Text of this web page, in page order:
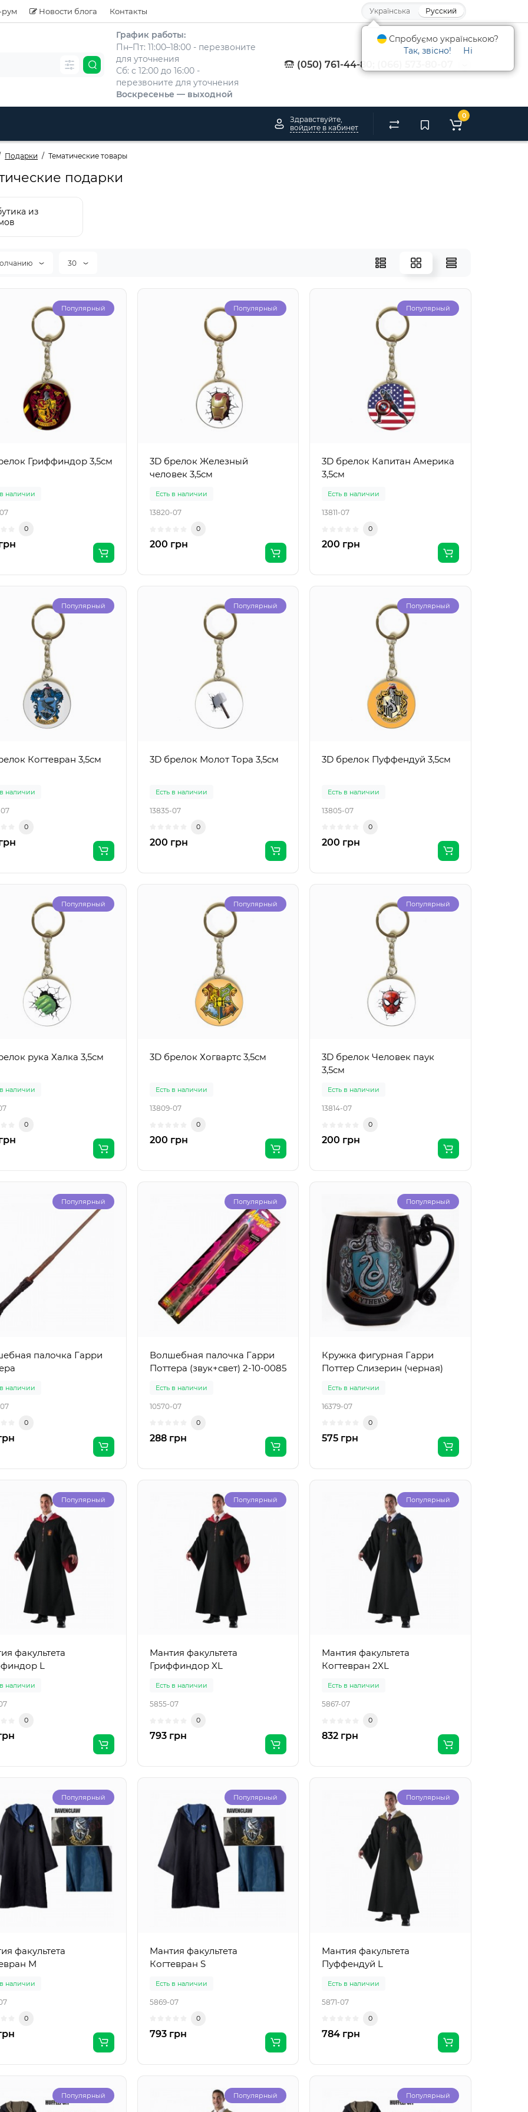
Новости блога Контакты Українська Русский
График работы:
Пн–Пт: 11:00–18:00 - перезвоните
для уточнения
Сб: с 12:00 до 16:00 -
перезвоните для уточнения
Воскресенье — выходной
(050) 761-44-80; (066) 573-80-07
Здравствуйте,
войдите в кабинет
0
Подарки Тематические товары
подарки
из
30
Популярный
Гриффиндор 3,5см
в наличии
0
Популярный
3D брелок Железный
человек 3,5см
Есть в наличии
13820-07
0
200 грн
Популярный
3D брелок Капитан Америка
3,5см
Есть в наличии
13811-07
0
200 грн
Популярный
Когтевран 3,5см
в наличии
0
Популярный
3D брелок Молот Тора 3,5см
Есть в наличии
13835-07
0
200 грн
Популярный
3D брелок Пуффендуй 3,5см
Есть в наличии
13805-07
0
200 грн
Популярный
рука Халка 3,5см
в наличии
0
Популярный
3D брелок Хогвартс 3,5см
Есть в наличии
13809-07
0
200 грн
Популярный
3D брелок Человек паук
3,5см
Есть в наличии
13814-07
0
200 грн
Популярный
палочка Гарри
в наличии
0
Популярный
Волшебная палочка Гарри
Поттера (звук+свет) 2-10-0085
Есть в наличии
10570-07
0
288 грн
Популярный
Кружка фигурная Гарри
Поттер Слизерин (черная)
Есть в наличии
16379-07
0
575 грн
Популярный
факультета
L
в наличии
0
Популярный
Мантия факультета
Гриффиндор XL
Есть в наличии
5855-07
0
793 грн
Популярный
Мантия факультета
Когтевран 2XL
Есть в наличии
5867-07
0
832 грн
Популярный
факультета
M
в наличии
0
Популярный
Мантия факультета
Когтевран S
Есть в наличии
5869-07
0
793 грн
Популярный
Мантия факультета
Пуффендуй L
Есть в наличии
5871-07
0
784 грн
Популярный Популярный Популярный
Спробуємо українською?
Так, звісно!
Ні